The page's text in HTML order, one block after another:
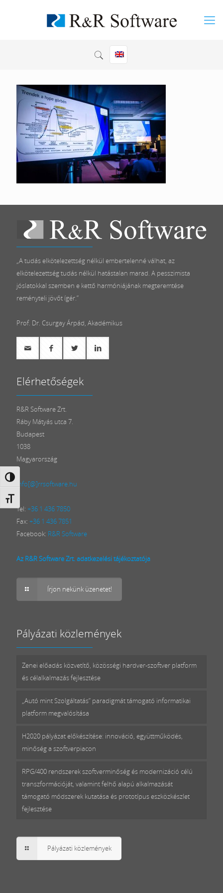
Nagy kontraszt váltása
Betűméret váltása
„A tudás elkötelezettség nélkül embertelenné válhat, az
elkötelezettség tudás nélkül hatástalan marad. A pesszimista
jóslatokkal szemben e kettő harmóniájának megteremtése
reményteli jövőt ígér.”
Prof. Dr. Csurgay Árpád, Akadémikus
Elérhetőségek
R&R Software Zrt.
Ráby Mátyás utca 7.
Budapest
1038
Magyarország
info[@]rrsoftware.hu
Tel: +36 1 436 7850
Fax: +36 1 436 7851
Facebook: R&R Software
Az R&R Software Zrt. adatkezelési tájékoztatója
Írjon nekünk üzenetet!
Pályázati közlemények
Zenei előadás közvetítő, közösségi hardver-szoftver platform
és célalkalmazás fejlesztése
„Autó mint Szolgáltatás” paradigmát támogató informatikai
platform megvalósítása
H2020 pályázat előkészítése: innováció, együttműködés,
minőség a szoftverpiacon
RPG/400 rendszerek szoftverminőség és modernizáció célú
transzformációját, valamint felhő alapú alkalmazását
támogató módszerek kutatása és prototípus eszközkészlet
fejlesztése
Pályázati közlemények